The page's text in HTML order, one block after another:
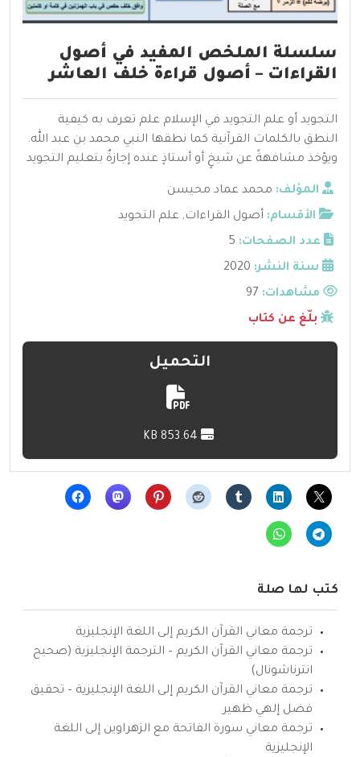
سلسلة الملخص المفيد في أصول
القراءات – أصول قراءة خلف العاشر
التجويد أو علم التجويد في الإسلام علم تعرف به كيفية
النطق بالكلمات القرآنية كما نطقها النبي محمد بن عبد الله.
ويؤخذ مشافهةً عن شيخٍ أو أستاذٍ عنده إجازةٌ بتعليم التجويد
المؤلف: محمد عماد محيسن
الأقسام: أصول القراءات, علم التجويد
عدد الصفحات: 5
سنة النشر: 2020
مشاهدات:
بلّغ عن كتاب
التحميل
كتب لها صلة
ترجمة معاني القرآن الكريم إلى اللغة الإنجليزية
ترجمة معاني القرآن الكريم – الترجمة الإنجليزية (صحيح
انترناشونال)
ترجمة معاني القرآن الكريم إلى اللغة الإنجليزية – تحقيق
فضل إلهي ظهير
ترجمة معاني سورة الفاتحة مع الزهراوين إلى اللغة
الإنجليزية